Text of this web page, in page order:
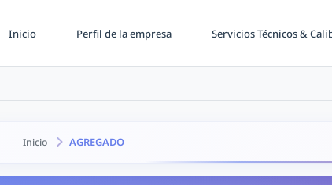
Inicio Perfil de la empresa Servicios Técnicos &
Inicio AGREGADO